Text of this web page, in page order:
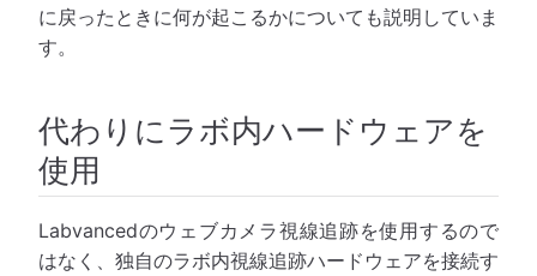
に戻ったときに何が起こるかについても説明していま
す。
代わりにラボ内ハードウェアを
使用
Labvancedのウェブカメラ視線追跡を使用するので
はなく、独自のラボ内視線追跡ハードウェアを接続す